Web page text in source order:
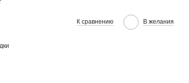
К сравнению В желания